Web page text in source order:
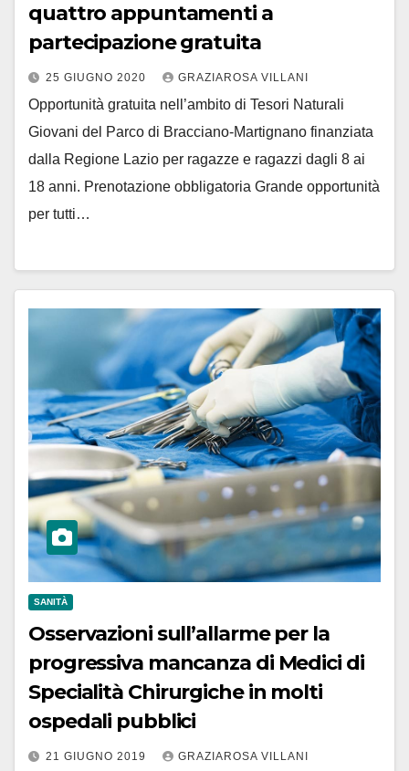
quattro appuntamenti a
partecipazione gratuita
25 GIUGNO 2020 GRAZIAROSA VILLANI
Opportunità gratuita nell’ambito di Tesori Naturali
Giovani del Parco di Bracciano-Martignano finanziata
dalla Regione Lazio per ragazze e ragazzi dagli 8 ai
18 anni. Prenotazione obbligatoria Grande opportunità
per tutti…
SANITÀ
Osservazioni sull’allarme per la
progressiva mancanza di Medici di
Specialità Chirurgiche in molti
ospedali pubblici
21 GIUGNO 2019 GRAZIAROSA VILLANI